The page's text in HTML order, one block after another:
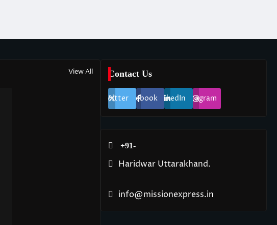
View All Contact Us
TwitterFacebookLinkedInInstagram
+91-
Haridwar Uttarakhand.
info@missionexpress.in